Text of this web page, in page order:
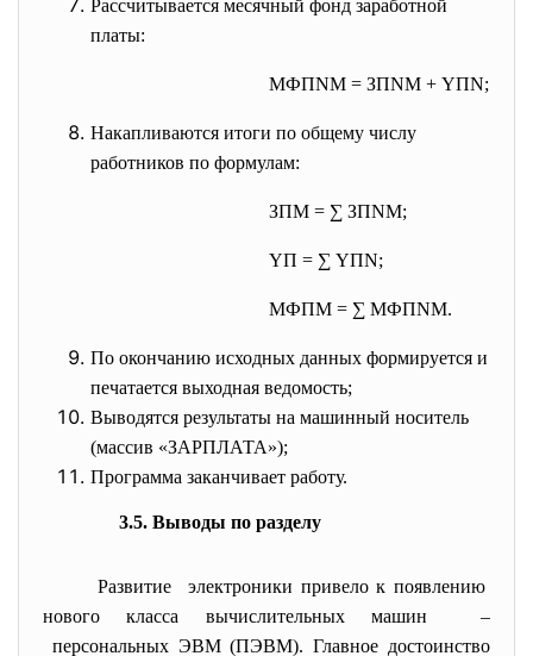
Рассчитывается месячный фонд заработной
платы:
МФПNМ = ЗПNМ + YПN;
Накапливаются итоги по общему числу
работников по формулам:
ЗПМ = ∑ ЗПNМ;
YП = ∑ YПN;
МФПМ = ∑ МФПNМ.
По окончанию исходных данных формируется и
печатается выходная ведомость;
Выводятся результаты на машинный носитель
(массив «ЗАРПЛАТА»);
Программа заканчивает работу.
3.5. Выводы по разделу
Развитие электроники привело кпоявлению
нового класса вычислительных машин –
персональных ЭВМ (ПЭВМ). Главное достоинство